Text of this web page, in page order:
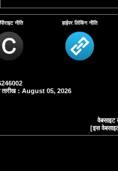
नीति हाईपर लिंकिंग नीति
तारीख : August 05, 2026
[इस